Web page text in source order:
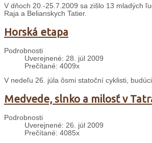
V dňoch 20.-25.7.2009 sa zišlo 13 mladých
Raja a Belianskych Tatier.
Horská etapa
Podrobnosti
Uverejnené: 28. júl 2009
Prečítané: 4009x
V nedeľu 26. júla ôsmi statoční cyklisti,
Medvede, slnko a milosť v
Podrobnosti
Uverejnené: 26. júl 2009
Prečítané: 4085x